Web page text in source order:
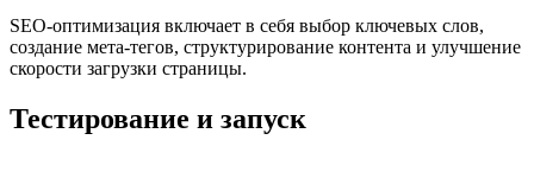
SEO-оптимизация включает в себя выбор ключевых слов,
создание мета-тегов, структурирование контента и улучшение
скорости загрузки страницы.
Тестирование и запуск